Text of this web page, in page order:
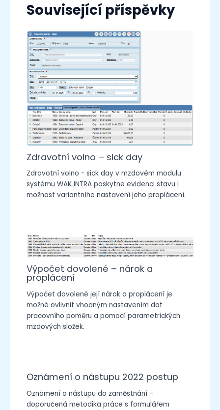
Související příspěvky
Zdravotní volno – sick day
Zdravotní volno - sick day v mzdovém modulu
systému WAK INTRA poskytne evidenci stavu i
možnost variantního nastavení jeho proplácení.
Výpočet dovolené – nárok a
proplácení
Výpočet dovolené její nárok a proplácení je
možné ovlivnit vhodným nastavením dat
pracovního poměru a pomocí parametrických
mzdových složek.
Oznámení o nástupu 2022 postup
Oznámení o nástupu do zaměstnání –
doporučená metodika práce s formulářem